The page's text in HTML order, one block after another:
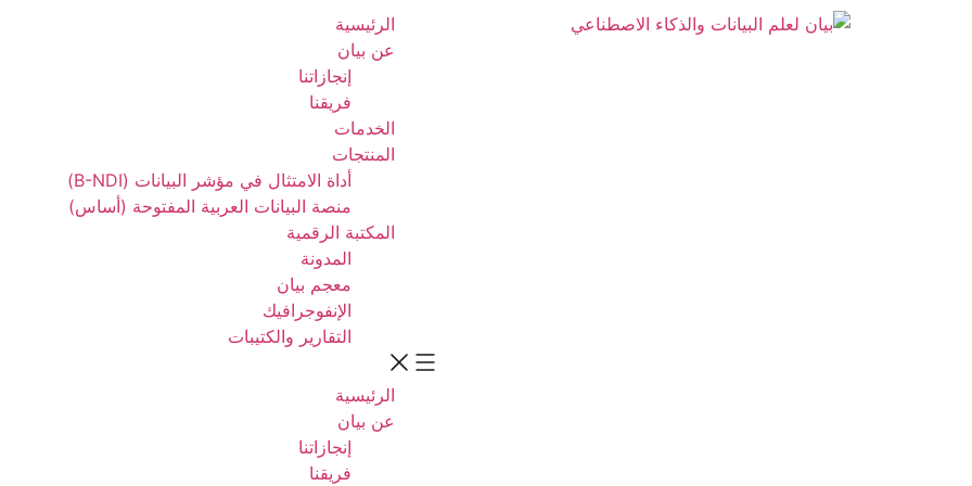
الرئيسية
عن بيان
إنجازاتنا
فريقنا
الخدمات
المنتجات
أداة الامتثال في مؤشر البيانات (B-NDI)
منصة البيانات العربية المفتوحة (أساس)
المكتبة الرقمية
المدونة
معجم بيان
الإنفوجرافيك
التقارير والكتيبات
الرئيسية
عن بيان
إنجازاتنا
فريقنا